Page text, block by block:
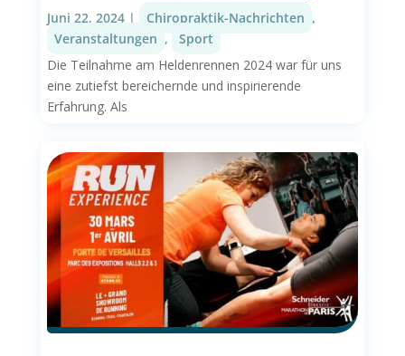
Juni 22, 2024| Chiropraktik-Nachrichten ,
Veranstaltungen ,
Sport
Die Teilnahme am Heldenrennen 2024 war für uns
eine zutiefst bereichernde und inspirierende
Erfahrung. Als